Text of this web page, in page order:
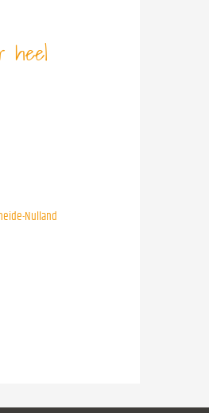
heel
Nulland